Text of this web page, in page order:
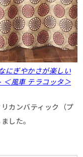
にぎやかさが楽しい
＜風車 テラコッタ＞
カンバティック（プ
した。